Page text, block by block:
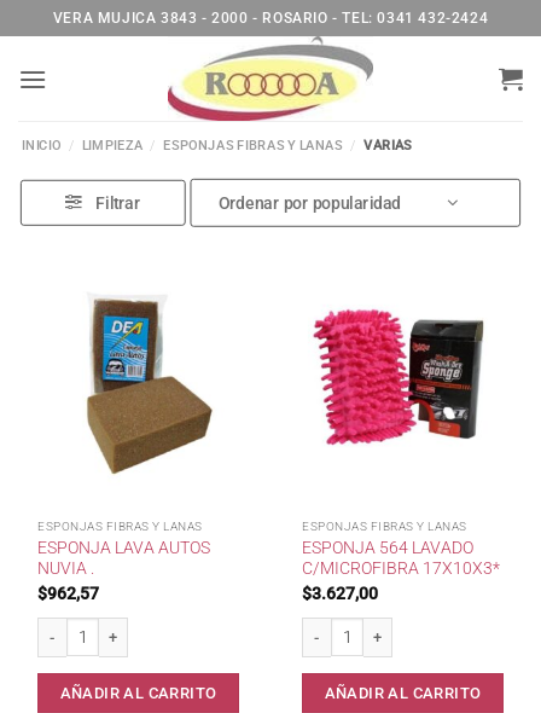
al
contenido
VERA MUJICA 3843 - 2000 - ROSARIO - TEL: 0341 432-2424
INICIO / LIMPIEZA / ESPONJAS FIBRAS Y LANAS / VARIAS
Filtrar
ESPONJAS FIBRAS Y LANAS
ESPONJA LAVA AUTOS
NUVIA .
$962,57
Esponja Lava Autos Nuvia . cantidad
AÑADIR AL CARRITO
ESPONJAS FIBRAS Y LANAS
ESPONJA 564 LAVADO
C/MICROFIBRA 17X10X3*
$3.627,00
Esponja 564 Lavado c/Microfibra
AÑADIR AL CARRITO